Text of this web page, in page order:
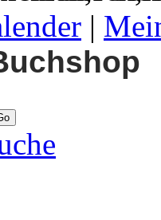
|